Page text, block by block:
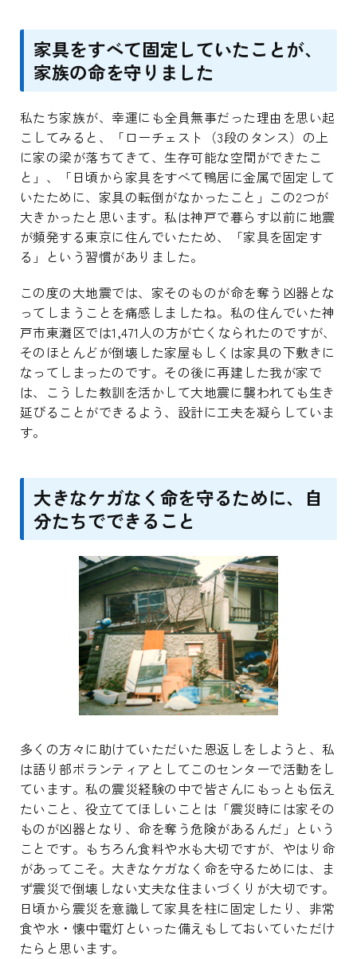
家具をすべて固定していたことが、
家族の命を守りました
私たち家族が、幸運にも全員無事だった理由を思い起
こしてみると、「ローチェスト（3段のタンス）の上
に家の梁が落ちてきて、生存可能な空間ができたこ
と」、「日頃から家具をすべて鴨居に金属で固定して
いたために、家具の転倒がなかったこと」この2つが
大きかったと思います。私は神戸で暮らす以前に地震
が頻発する東京に住んでいたため、「家具を固定す
る」という習慣がありました。
この度の大地震では、家そのものが命を奪う凶器とな
ってしまうことを痛感しましたね。私の住んでいた神
戸市東灘区では1,471人の方が亡くなられたのですが、
そのほとんどが倒壊した家屋もしくは家具の下敷きに
なってしまったのです。その後に再建した我が家で
は、こうした教訓を活かして大地震に襲われても生き
延びることができるよう、設計に工夫を凝らしていま
す。
大きなケガなく命を守るために、自
分たちでできること
多くの方々に助けていただいた恩返しをしようと、私
は語り部ボランティアとしてこのセンターで活動をし
ています。私の震災経験の中で皆さんにもっとも伝え
たいこと、役立ててほしいことは「震災時には家その
ものが凶器となり、命を奪う危険があるんだ」という
ことです。もちろん食料や水も大切ですが、やはり命
があってこそ。大きなケガなく命を守るためには、ま
ず震災で倒壊しない丈夫な住まいづくりが大切です。
日頃から震災を意識して家具を柱に固定したり、非常
食や水・懐中電灯といった備えもしておいていただけ
たらと思います。